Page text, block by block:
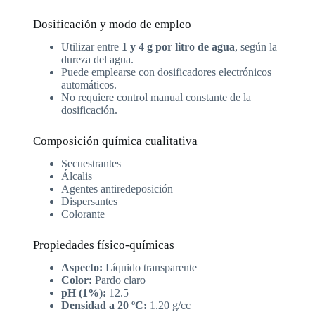
Dosificación y modo de empleo
Utilizar entre 1 y 4 g por litro de agua, según la
dureza del agua.
Puede emplearse con dosificadores electrónicos
automáticos.
No requiere control manual constante de la
dosificación.
Composición química cualitativa
Secuestrantes
Álcalis
Agentes antiredeposición
Dispersantes
Colorante
Propiedades físico-químicas
Aspecto: Líquido transparente
Color: Pardo claro
pH (1%): 12.5
Densidad a 20 ºC: 1.20 g/cc